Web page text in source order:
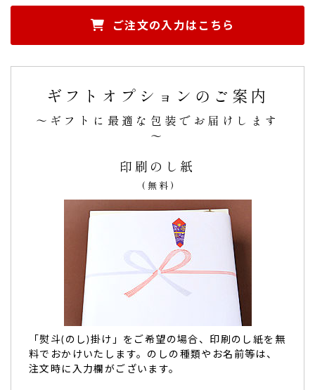
高齢の母への母の日のプレゼント。かなり前から
予約出来るので安心。
高齢の母への母の日のプレゼントの一部として購入しまし
ポイントがかなり使えました。
ーさせて頂いて
出来栄えがとても良かったです。
名入れ カステラで感謝状(0.6号/1本入
ご入園祝い オリジナルロゴ入り カステ
ラ(0.6号/1本入り)
孫がうきゃーと喜び、ビデオメッセージを…
孫がうきゃーと喜び、ビデオメッセージを送ってくれまし
。（蓮根姉さん様）
ご注文の入力はこちら
ギフトオプションのご案内
～ギフトに最適な包装でお届けします
～
印刷のし紙
(無料)
「熨斗(のし)掛け」をご希望の場合、印刷のし紙を無
料でおかけいたします。のしの種類やお名前等は、
注文時に入力欄がございます。